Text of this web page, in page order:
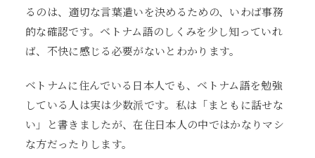
るのは、適切な言葉遣いを決めるための、いわば事務
的な確認です。ベトナム語のしくみを少し知っていれ
ば、不快に感じる必要がないとわかります。
ベトナムに住んでいる日本人でも、ベトナム語を勉強
している人は実は少数派です。私は「まともに話せな
い」と書きましたが、在住日本人の中ではかなりマシ
な方だったりします。